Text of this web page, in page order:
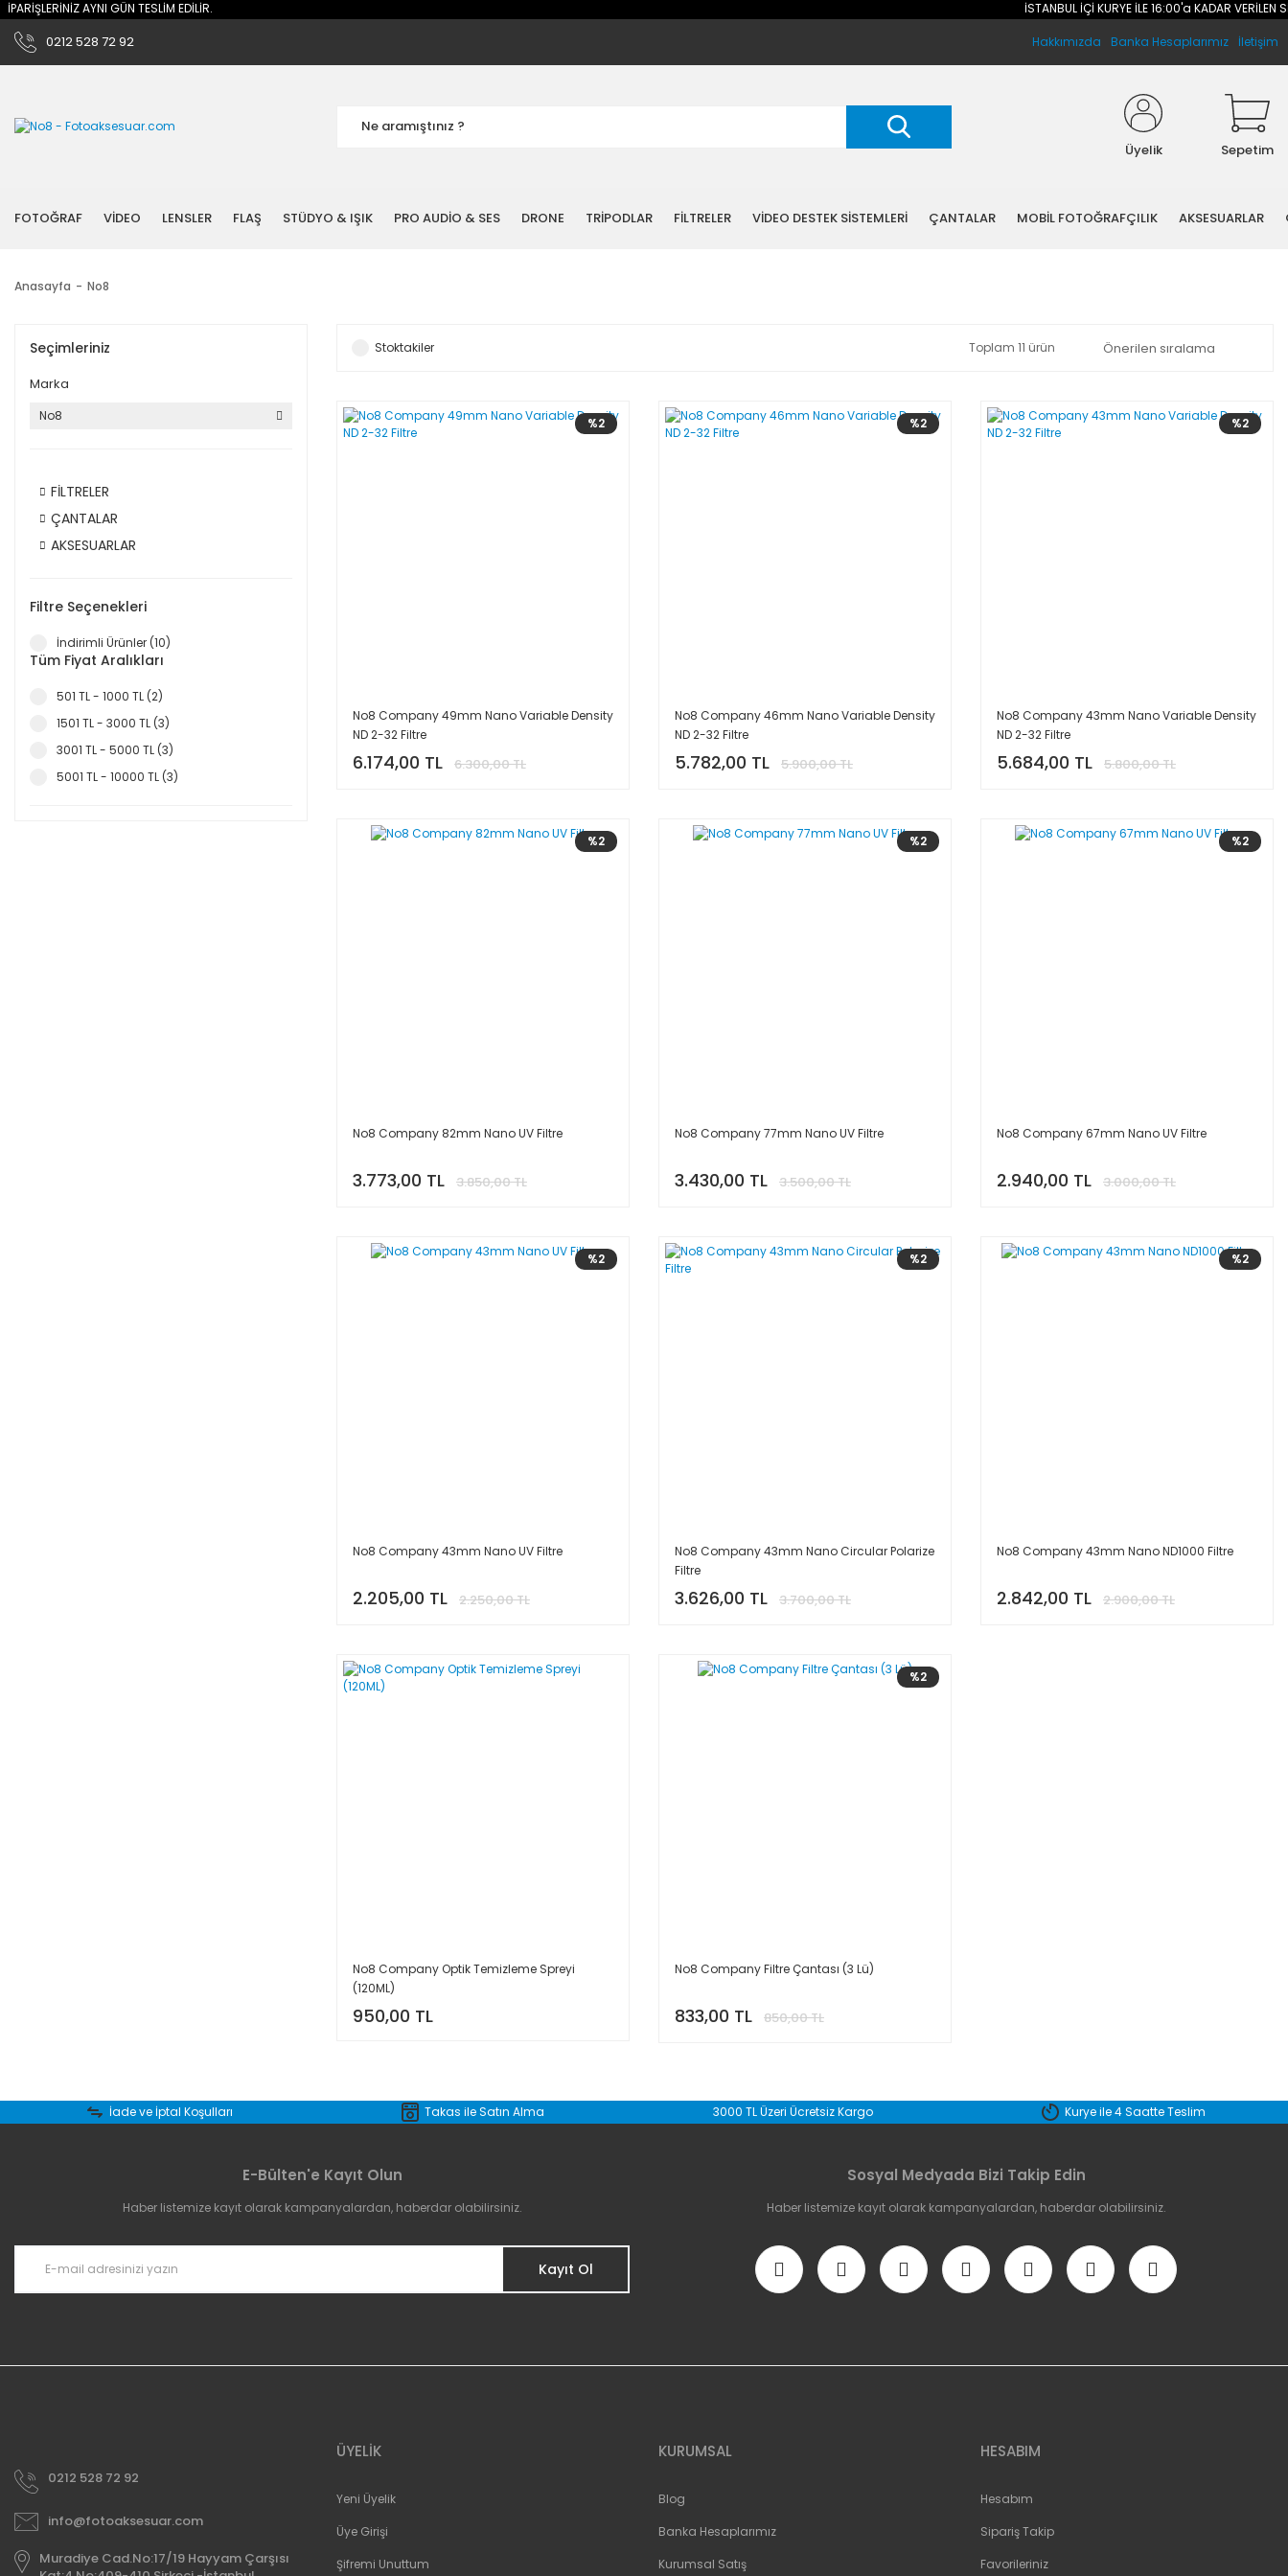
AYNI GÜN TESLİM EDİLİR. İSTANBUL İÇİ KURYE İLE 16:00'a KADAR VERİLEN
0212 528 72 92 Hakkımızda Banka Hesaplarımız İletişim
Üyelik Sepetim
FOTOĞRAF VİDEO LENSLER FLAŞ STÜDYO & IŞIK PRO AUDİO & SES DRONE TRİPODLAR FİLTRELER VİDEO DESTEK SİSTEMLERİ ÇANTALAR MOBİL FOTOĞRAFÇILIK AKSESUARLAR
Anasayfa No8
Seçimleriniz
Marka
No8
FİLTRELER
ÇANTALAR
AKSESUARLAR
Filtre Seçenekleri
İndirimli Ürünler (10)
Tüm Fiyat Aralıkları
501 TL - 1000 TL (2)
1501 TL - 3000 TL (3)
3001 TL - 5000 TL (3)
5001 TL - 10000 TL (3)
Stoktakiler Toplam 11 ürün
%2
No8 Company 49mm Nano Variable Density
ND 2-32 Filtre
6.174,00 TL 6.300,00 TL
%2
No8 Company 46mm Nano Variable Density
ND 2-32 Filtre
5.782,00 TL 5.900,00 TL
%2
No8 Company 43mm Nano Variable Density
ND 2-32 Filtre
5.684,00 TL 5.800,00 TL
%2
No8 Company 82mm Nano UV Filtre
3.773,00 TL 3.850,00 TL
%2
No8 Company 77mm Nano UV Filtre
3.430,00 TL 3.500,00 TL
%2
No8 Company 67mm Nano UV Filtre
2.940,00 TL 3.000,00 TL
%2
No8 Company 43mm Nano UV Filtre
2.205,00 TL 2.250,00 TL
%2
No8 Company 43mm Nano Circular Polarize
Filtre
3.626,00 TL 3.700,00 TL
%2
No8 Company 43mm Nano ND1000 Filtre
2.842,00 TL 2.900,00 TL
No8 Company Optik Temizleme Spreyi
(120ML)
950,00 TL
%2
No8 Company Filtre Çantası (3 Lü)
833,00 TL 850,00 TL
İade ve İptal Koşulları Takas ile Satın Alma 3000 TL Üzeri Ücretsiz Kargo Kurye ile 4 Saatte Teslim
E-Bülten'e Kayıt Olun
Haber listemize kayıt olarak kampanyalardan, haberdar olabilirsiniz.
Kayıt Ol
Sosyal Medyada Bizi Takip Edin
Haber listemize kayıt olarak kampanyalardan, haberdar olabilirsiniz.
0212 528 72 92
info@fotoaksesuar.com
Muradiye Cad.No:17/19 Hayyam Çarşısı
ÜYELİK
Yeni Üyelik
Üye Girişi
Şifremi Unuttum
KURUMSAL
Blog
Banka Hesaplarımız
Kurumsal Satış
HESABIM
Hesabım
Sipariş Takip
Favorileriniz